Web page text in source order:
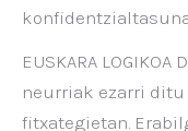
EUSKARA
neurriak ezarri
fitxategietan.